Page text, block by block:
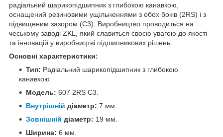
радіальний шарикопідшипник з глибокою канавкою,
оснащений резиновими ущільненнями з обох боків (2RS) і з
підвищеним зазором (C3). Виробництво проводиться на
чеському заводі ZKL, який славиться своєю увагою до якості
та інновацій у виробництві підшипникових рішень.
Основні характеристики:
Тип: Радіальний шарикопідшипник з глибокою
канавкою.
Модель: 607 2RS C3.
Внутрішній діаметр: 7 мм.
Зовнішній діаметр: 19 мм.
Ширина: 6 мм.